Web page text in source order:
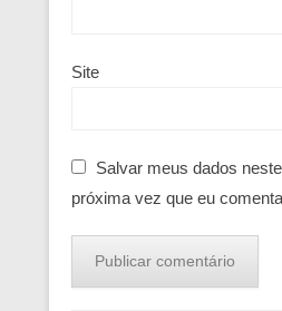
Site
Salvar meus dados
próxima vez que eu